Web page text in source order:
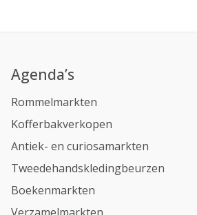
Agenda’s
Rommelmarkten
Kofferbakverkopen
Antiek- en curiosamarkten
Tweedehandskledingbeurzen
Boekenmarkten